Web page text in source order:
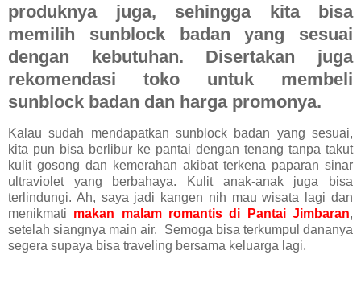
produknya juga, sehingga kita bisa
memilih sunblock badan yang sesuai
dengan kebutuhan. Disertakan juga
rekomendasi toko untuk membeli
sunblock badan dan harga promonya.
Kalau sudah mendapatkan sunblock badan yang sesuai,
kita pun bisa berlibur ke pantai dengan tenang tanpa takut
kulit gosong dan kemerahan akibat terkena paparan sinar
ultraviolet yang berbahaya. Kulit anak-anak juga bisa
terlindungi. Ah, saya jadi kangen nih mau wisata lagi dan
menikmati makan malam romantis di Pantai Jimbaran,
setelah siangnya main air. Semoga bisa terkumpul dananya
segera supaya bisa traveling bersama keluarga lagi.